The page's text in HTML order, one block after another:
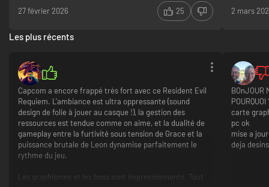
Graphismes au top
Aucun point négatifs
27 février 2026 25 2 mars
Les plus récents
Capcom a encore frappé très fort avec ce Resident Evil
Requiem. L'ambiance est ultra oppressante (sound
design de folie à jouer au casque !), la gestion des
ressources est tendue comme on aime, et la dualité de
gameplay entre la furtivité sous tension de Grace et la
puissance brutale de Leon dynamise parfaitement le
rythme du jeu.
Les graphismes et les boss sont impressionnants. Tout
BOnJOUR
POURQUOI
carte
pc ok
mise a
deja